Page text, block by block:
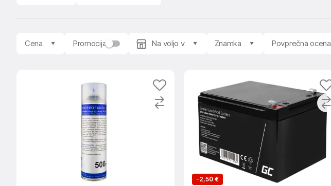
Cena Promocija Na voljo v Znamka Povprečna ocena
-2,50 €